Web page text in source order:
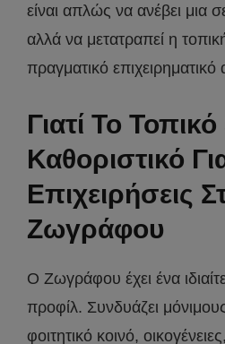
είναι απλώς να ανέβει μια
αλλά να μετατραπεί η
πραγματικό
Γιατί Το
Καθοριστικό
Επιχειρήσεις
Ζωγράφου
Ο Ζωγράφου έχει ένα
προφίλ. Συνδυάζει
φοιτητικό κοινό,